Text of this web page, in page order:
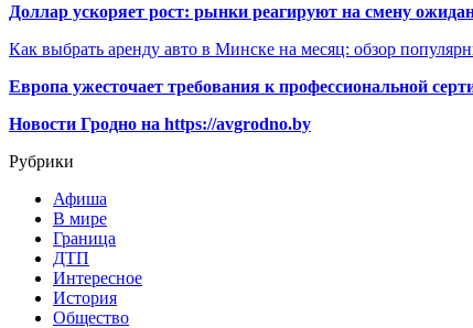
Доллар ускоряет рост: рынки реагируют на смену
Как выбрать аренду авто в Минске на месяц: обзор
Европа ужесточает требования к профессиональной
Новости Гродно на https://avgrodno.by
Рубрики
Афиша
В мире
Граница
ДТП
Интересное
История
Общество